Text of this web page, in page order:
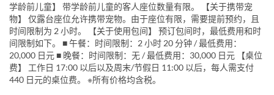
学龄前儿童】 带学龄前儿童的客人座位数量有限。 【关于携带宠
物】 仅露台座位允许携带宠物。由于座位有限，需要提前预约，且
时间限制为 2 小时。 【关于使用包间】 预订包间时，最低费用和时
间限制如下。 ■ 午餐：时间限制：2 小时 20 分钟 / 最低费用：
20,000 日元 ■ 晚餐：时间限制：无 / 最低费用：30,000 日元 【桌位
费】 工作日 17:00 以后以及周末/节假日 11:00 以后，每人需支付
440 日元的桌位费。 ※所有价格均含税。